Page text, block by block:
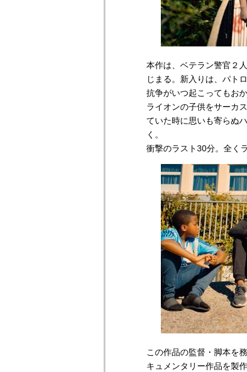
本作は、ベテラン警官２
じまる。新入りは、パト
抗争がいつ起こってもお
ライオンの子供をサーカ
ていた時に思いも寄らぬ
く。
衝撃のラスト30分。全く
この作品の監督・脚本を
キュメンタリー作品を製